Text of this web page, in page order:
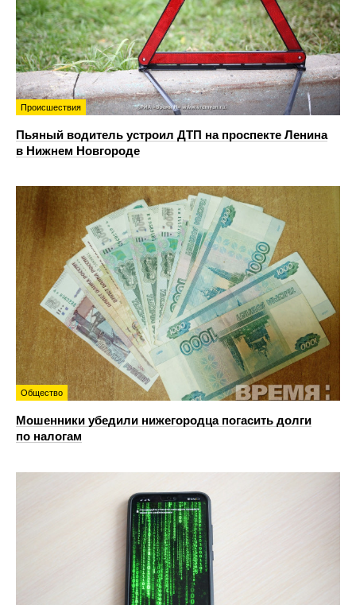
Происшествия
Пьяный водитель устроил ДТП на проспекте Ленина
в Нижнем Новгороде
Общество
Мошенники убедили нижегородца погасить долги
по налогам